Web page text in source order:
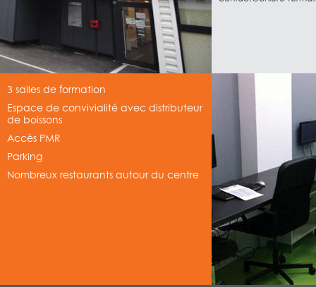
3 salles de formation
Espace de convivialité avec distributeur
de boissons
Accès PMR
Parking
Nombreux restaurants autour du centre